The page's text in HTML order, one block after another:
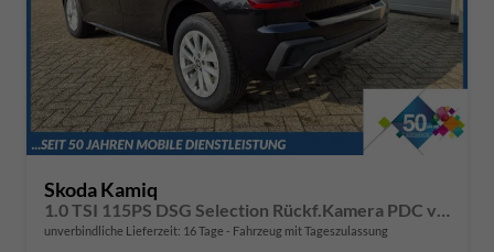
Skoda Kamiq
unverbindliche Lieferzeit: 16 Tage Fahrzeug mit Tageszulassung